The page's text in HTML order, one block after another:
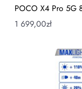
POCO X4 Pro 5G
1 699,00zł